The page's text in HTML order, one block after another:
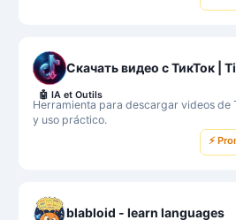
Herramienta para descargar videos de
y uso práctico.
🤖 IA et Outils
⚡
blabloid - learn languages